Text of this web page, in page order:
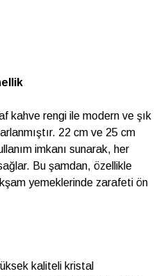
kahve rengi ile modern ve şık
22 cm ve 25 cm
imkanı sunarak, her
Bu şamdan, özellikle
yemeklerinde zarafeti ön
kaliteli kristal